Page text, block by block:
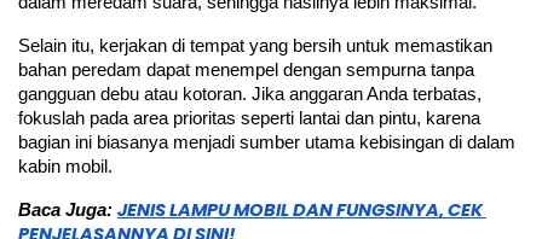
Selain itu, kerjakan di tempat yang bersih untuk memastikan
bahan peredam dapat menempel dengan sempurna tanpa
gangguan debu atau kotoran. Jika anggaran Anda terbatas,
fokuslah pada area prioritas seperti lantai dan pintu, karena
bagian ini biasanya menjadi sumber utama kebisingan di dalam
kabin mobil.
Baca Juga: JENIS LAMPU MOBIL DAN FUNGSINYA, CEK